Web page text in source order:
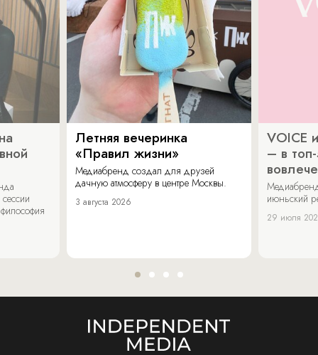
Летняя вечеринка
«Правил жизни»
Медиабренд создал для друзей
дачную атмосферу в центре Москвы.
3 августа 2026
VOICE
– в
июньский
29 июля